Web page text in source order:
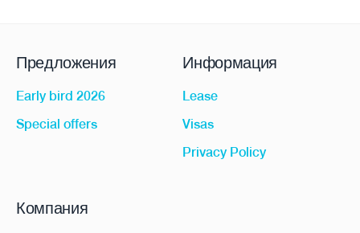
Предложения
Early bird 2026
Special offers
Информация
Lease
Visas
Privacy Policy
Компания